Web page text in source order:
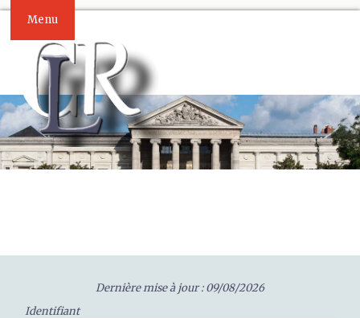
Menu
Dernière mise à jour : 09/08/2026
Identifiant